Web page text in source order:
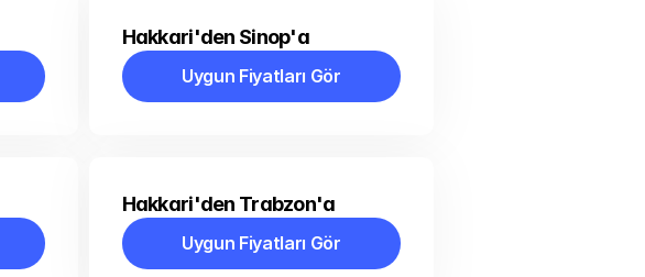
Hakkari'den Sinop'a
Uygun Fiyatları Gör
Uygun Fiyatları Gör
Hakkari'den Trabzon'a
Uygun Fiyatları Gör
Uygun Fiyatları Gör